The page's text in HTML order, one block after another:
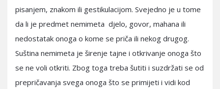
pisanjem, znakom ili gestikulacijom. Svejedno je u tome
da li je predmet nemimeta djelo, govor, mahana ili
nedostatak onoga o kome se priča ili nekog drugog.
Suština nemimeta je širenje tajne i otkrivanje onoga što
se ne voli otkriti. Zbog toga treba šutiti i suzdržati se od
prepričavanja svega onoga što se primijeti i vidi kod